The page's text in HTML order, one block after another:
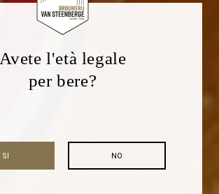
Avete l'età legale
per bere?
NO
SI